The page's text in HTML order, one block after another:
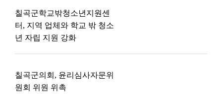
칠곡군학교밖청소년지원센
터, 지역 업체와 학교 밖 청소
년 자립 지원 강화
칠곡군의회, 윤리심사자문위
원회 위원 위촉